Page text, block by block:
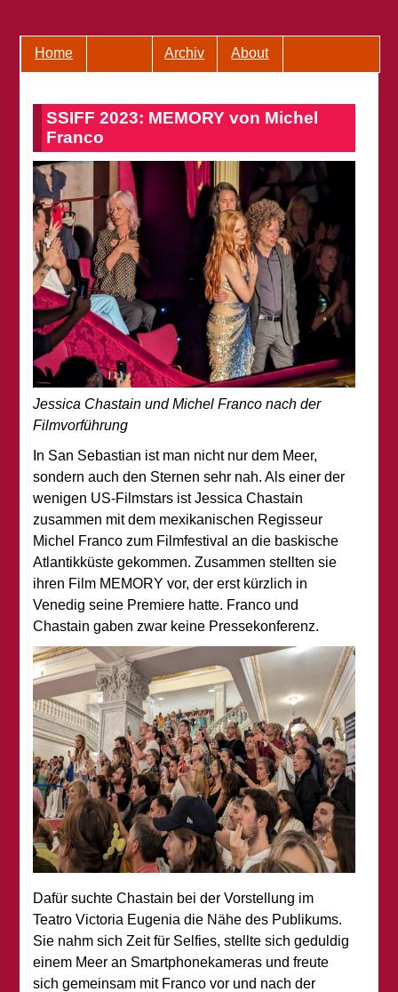
Home Archiv About
SSIFF 2023: MEMORY von Michel
Franco
Jessica Chastain und Michel Franco nach der
Filmvorführung
In San Sebastian ist man nicht nur dem Meer,
sondern auch den Sternen sehr nah. Als einer der
wenigen US-Filmstars ist Jessica Chastain
zusammen mit dem mexikanischen Regisseur
Michel Franco zum Filmfestival an die baskische
Atlantikküste gekommen. Zusammen stellten sie
ihren Film MEMORY vor, der erst kürzlich in
Venedig seine Premiere hatte. Franco und
Chastain gaben zwar keine Pressekonferenz.
Dafür suchte Chastain bei der Vorstellung im
Teatro Victoria Eugenia die Nähe des Publikums.
Sie nahm sich Zeit für Selfies, stellte sich geduldig
einem Meer an Smartphonekameras und freute
sich gemeinsam mit Franco vor und nach der